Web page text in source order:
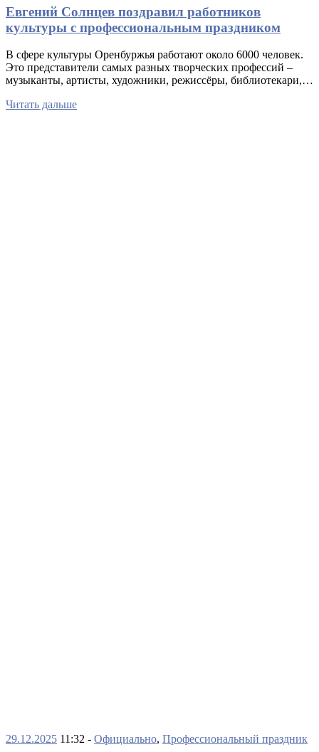
Евгений Солнцев поздравил работников
культуры с профессиональным праздником
В сфере культуры Оренбуржья работают около 6000 человек.
Это представители самых разных творческих профессий –
музыканты, артисты, художники, режиссёры, библиотекари,…
Читать дальше
29.12.2025 11:32 - Официально, Профессиональный праздник